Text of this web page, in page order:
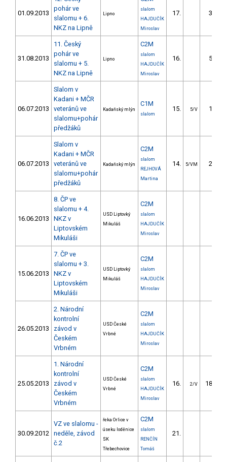
01.09.2013
pohár ve
slalomu + 6.
NKZ na Lipně
Lipno
slalom
HAJDUČÍK
Miroslav
17. 35.38
31.08.2013
11. Český
pohár ve
slalomu + 5.
NKZ na Lipně
Lipno
C2M
slalom
HAJDUČÍK
Miroslav
16. 57.26
06.07.2013
Slalom v
Kadani + MČR
veteránů ve
slalomu+pohár
předžáků
Kadaňský mlýn
C1M
slalom
15. 5/V 12.60
06.07.2013
Slalom v
Kadani + MČR
veteránů ve
slalomu+pohár
předžáků
Kadaňský mlýn
C2M
slalom
REJHOVÁ
Martina
14. 5/VM 27.10
16.06.2013
8. ČP ve
slalomu + 4.
NKZ v
Liptovském
Mikuláši
USD Liptovký
Mikuláš
C2M
slalom
HAJDUČÍK
Miroslav
15.06.2013
7. ČP ve
slalomu + 3.
NKZ v
Liptovském
Mikuláši
USD Liptovký
Mikuláš
C2M
slalom
HAJDUČÍK
Miroslav
26.05.2013
2. Národní
kontrolní
závod v
Českém
Vrbném
USD České
Vrbné
C2M
slalom
HAJDUČÍK
Miroslav
25.05.2013
1. Národní
kontrolní
závod v
Českém
Vrbném
USD České
Vrbné
C2M
slalom
HAJDUČÍK
Miroslav
16. 2/V 180.95
30.09.2012
VZ ve slalomu -
neděle, závod
č.2
řeka Orlice v
úseku loděnice
SK
Třebechovice
C2M
slalom
RENČÍN
Tomáš
21.